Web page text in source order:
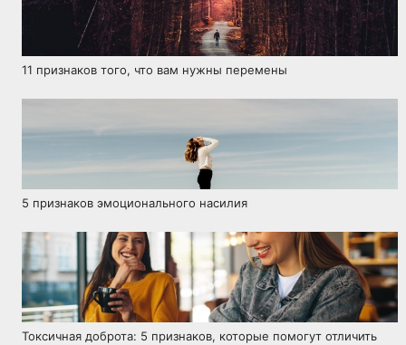
11 признаков того, что вам нужны перемены
5 признаков эмоционального насилия
Токсичная доброта: 5 признаков, которые помогут отличить